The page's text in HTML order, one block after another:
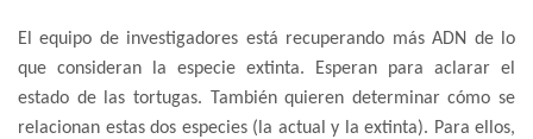
El equipo de investigadores está recuperando más ADN de lo
que consideran la especie extinta. Esperan para aclarar el
estado de las tortugas. También quieren determinar cómo se
relacionan estas dos especies (la actual y la extinta). Para ellos,